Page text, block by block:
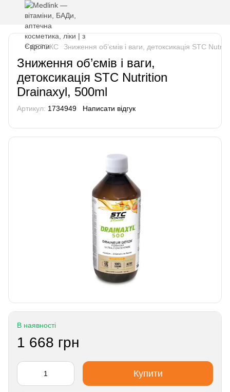
ДЕТОКС Зниження об’ємів і ваги, детоксикація STC
Зниження об’ємів і ваги,
детоксикація STC Nutrition
Drainaxyl, 500ml
Артикул: 1734949 Написати відгук
В наявності
1 668 грн
Купити